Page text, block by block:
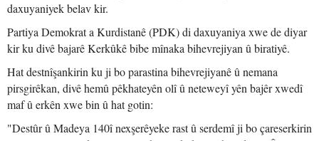
daxuyaniyek belav kir.
Partiya Demokrat a Kurdistanê (PDK) di daxuyaniya xwe de diyar
kir ku divê bajarê Kerkûkê bibe mînaka bihevrejiyan û biratiyê.
Hat destnîşankirin ku ji bo parastina bihevrejiyanê û nemana
pirsgirêkan, divê hemû pêkhateyên olî û neteweyî yên bajêr xwedî
maf û erkên xwe bin û hat gotin:
"Destûr û Madeya 140î nexşerêyeke rast û serdemî ji bo çareserkirin